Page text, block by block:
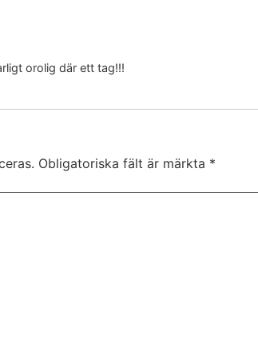
orolig där ett tag!!!
Obligatoriska fält är märkta *